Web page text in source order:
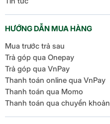
HƯỚNG DẪN MUA HÀNG
Mua trước trả sau
Trả góp qua Onepay
Trả góp qua VnPay
Thanh toán online qua VnPay
Thanh toán qua Momo
Thanh toán qua chuyển khoản